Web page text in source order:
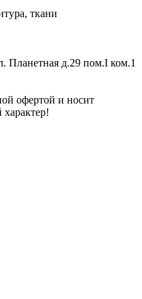
ткани
Планетная д.29 пом.I ком.1
офертой и носит